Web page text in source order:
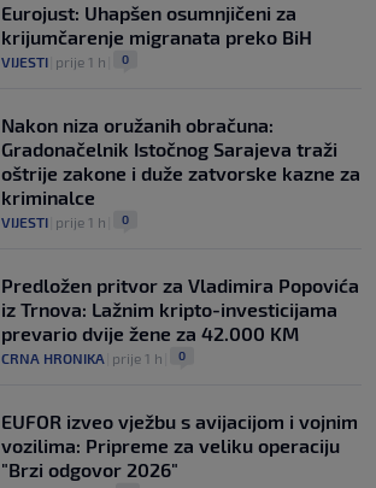
Eurojust: Uhapšen osumnjičeni za
krijumčarenje migranata preko BiH
VIJESTI prije 1 h 0
Nakon niza oružanih obračuna:
Gradonačelnik Istočnog Sarajeva traži
oštrije zakone i duže zatvorske kazne za
kriminalce
VIJESTI prije 1 h 0
Predložen pritvor za Vladimira Popovića
iz Trnova: Lažnim kripto-investicijama
prevario dvije žene za 42.000 KM
CRNA HRONIKA prije 1 h 0
EUFOR izveo vježbu s avijacijom i vojnim
vozilima: Pripreme za veliku operaciju
"Brzi odgovor 2026"